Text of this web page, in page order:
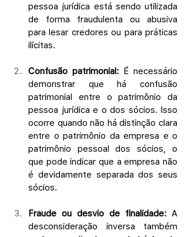
pessoa jurídica está sendo utilizada
de forma fraudulenta ou abusiva
para lesar credores ou para práticas
ilícitas.
Confusão patrimonial: É necessário
demonstrar que há confusão
patrimonial entre o patrimônio da
pessoa jurídica e o dos sócios. Isso
ocorre quando não há distinção clara
entre o patrimônio da empresa e o
patrimônio pessoal dos sócios, o
que pode indicar que a empresa não
é devidamente separada dos seus
sócios.
Fraude ou desvio de finalidade: A
desconsideração inversa também